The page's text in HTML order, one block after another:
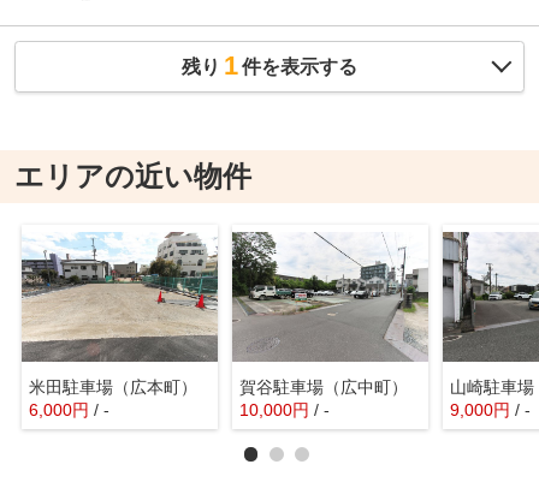
残り 1件を表示する
エリアの近い物件
米田駐車場（広本町）
6,000円 / -
賀谷駐車場（広中町）
10,000円 / -
山崎駐車
9,000円 / -